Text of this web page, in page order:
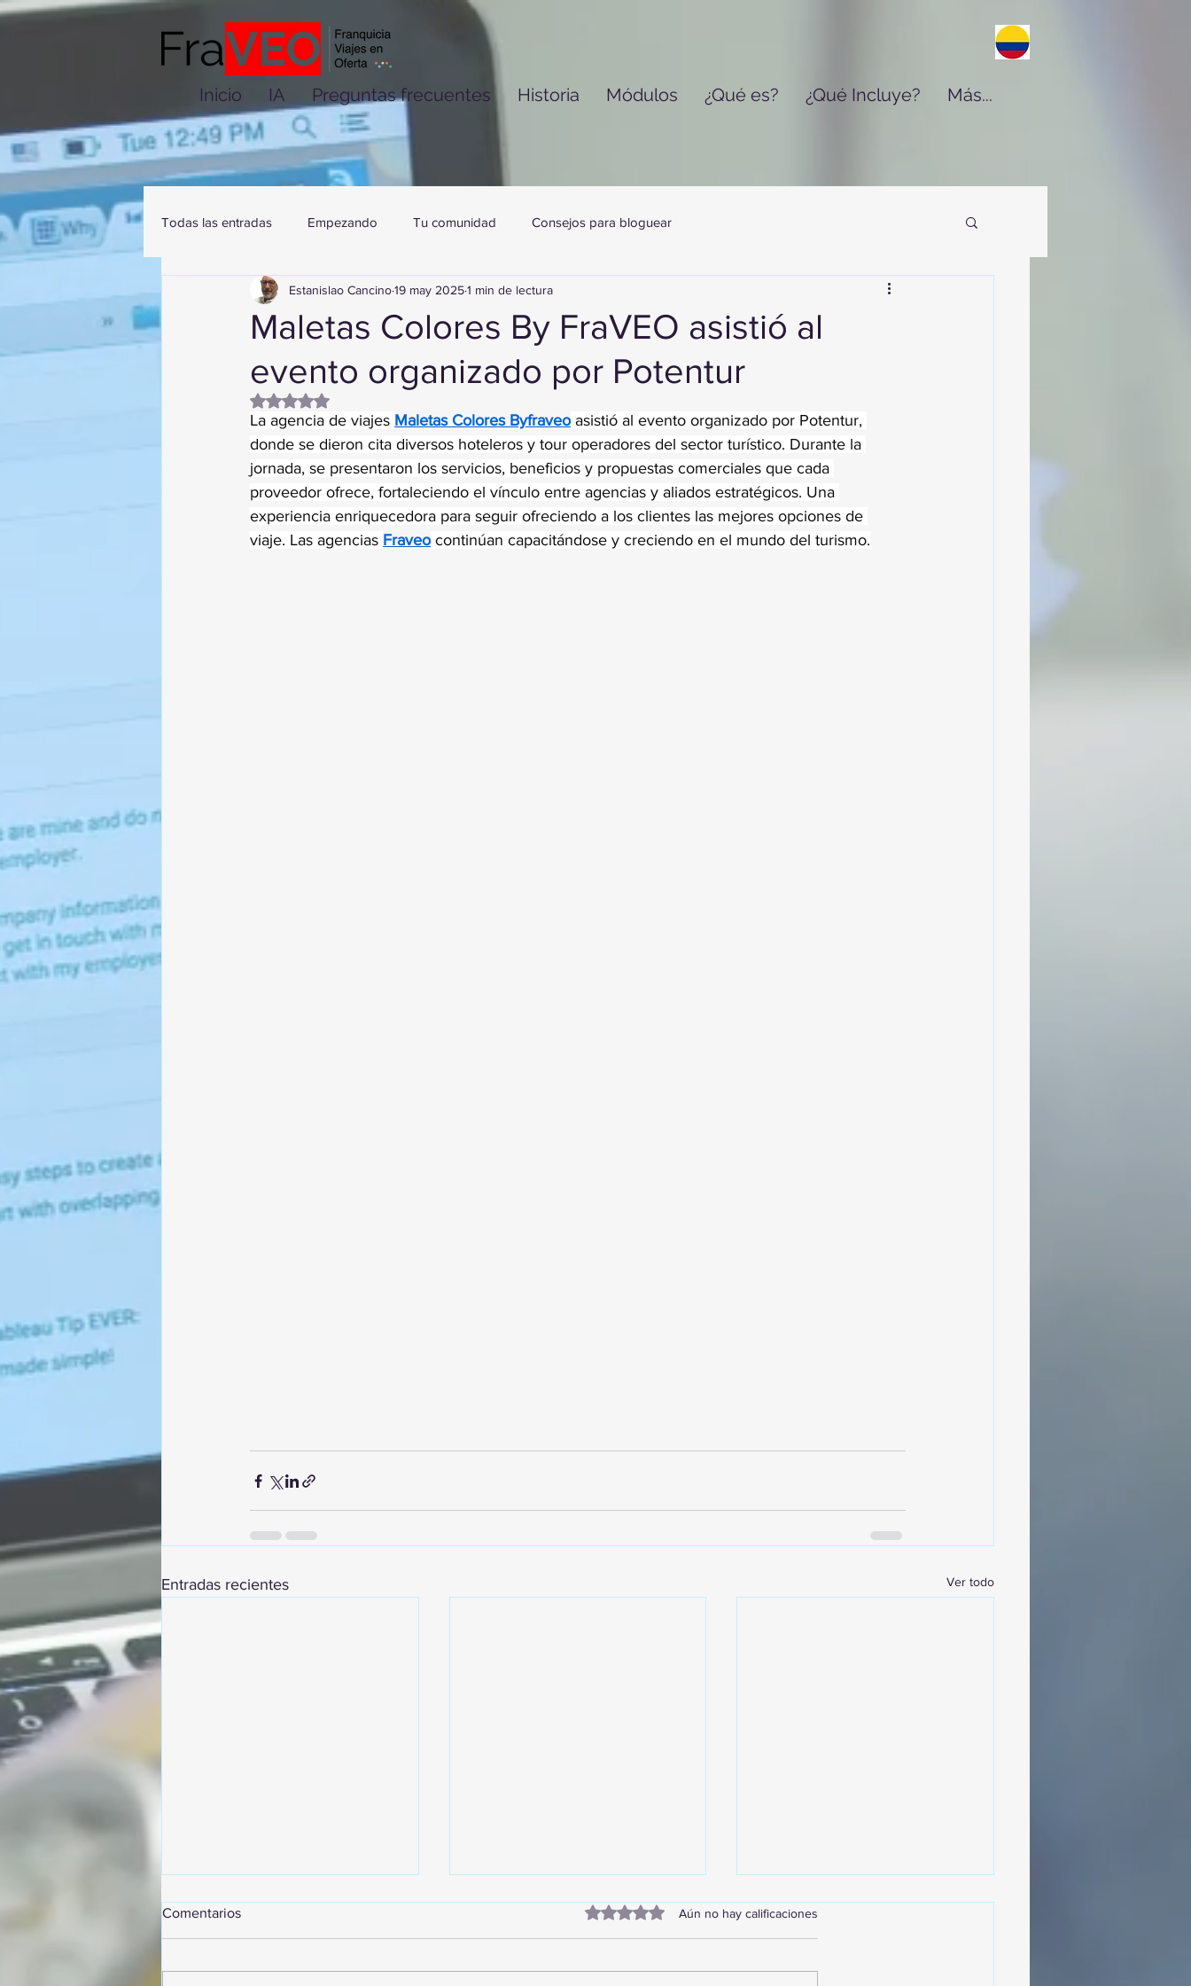
Inicio IA Preguntas frecuentes Historia Módulos ¿Qué es? ¿Qué Incluye? Más...
Todas las entradas Empezando Tu comunidad Consejos para bloguear
Maletas Colores By FraVEO asistió al
evento organizado por Potentur
Estanislao Cancino19 may 20251 min de lectura
Obtuvo NaN de 5 estrellas.
La agencia de viajes Maletas Colores Byfraveo asistió al evento organizado por Potentur,
donde se dieron cita diversos hoteleros y tour operadores del sector turístico. Durante la
jornada, se presentaron los servicios, beneficios y propuestas comerciales que cada
proveedor ofrece, fortaleciendo el vínculo entre agencias y aliados estratégicos. Una
experiencia enriquecedora para seguir ofreciendo a los clientes las mejores opciones de
viaje. Las agencias Fraveo continúan capacitándose y creciendo en el mundo del turismo.
Entradas recientes Ver todo
Comentarios Obtuvo 0 de 5 estrellas.
Aún no hay calificaciones